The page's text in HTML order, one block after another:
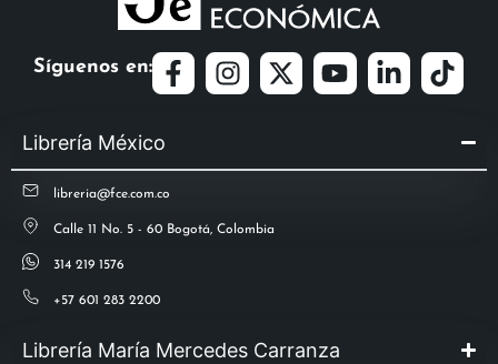
Síguenos en:
Librería México
libreria@fce.com.co
Calle 11 No. 5 - 60 Bogotá, Colombia
314 219 1576
+57 601 283 2200
Librería María Mercedes Carranza